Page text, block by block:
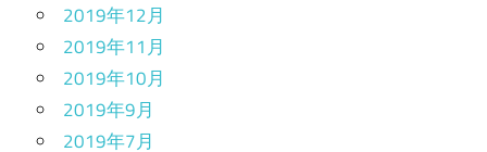
2019年12月
2019年11月
2019年10月
2019年9月
2019年7月